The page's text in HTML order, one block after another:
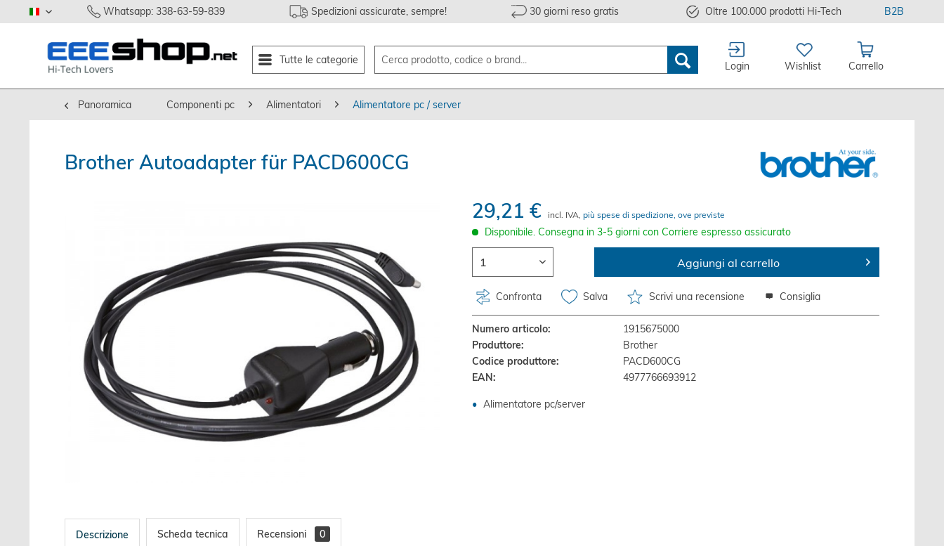
italiano Whatsapp: 338-63-59-839 Spedizioni assicurate, sempre! 30 giorni reso gratis Oltre 100.000 prodotti Hi-Tech B2B
Tutte le categorie
Login Wishlist Carrello
Panoramica Componenti pc Alimentatori Alimentatore pc / server
Brother Autoadapter für PACD600CG
29,21 €
incl. IVA, più spese di spedizione, ove previste
Disponibile. Consegna in 3-5 giorni con Corriere espresso assicurato
Aggiungi al carrello
Confronta Salva Scrivi una recensione Consiglia
Numero articolo:
1915675000
Produttore:
Brother
Codice produttore:
PACD600CG
EAN:
4977766693912
Alimentatore pc/server
Descrizione Scheda tecnica Recensioni 0